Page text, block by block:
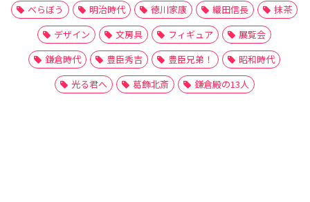
べらぼう
明治時代 徳川家康 織田信長
抹茶
デザイン
文房具 フィギュア
展覧会
鎌倉時代
豊臣秀吉 豊臣兄弟！
昭和時代
光る君へ
葛飾北斎 鎌倉殿の13人